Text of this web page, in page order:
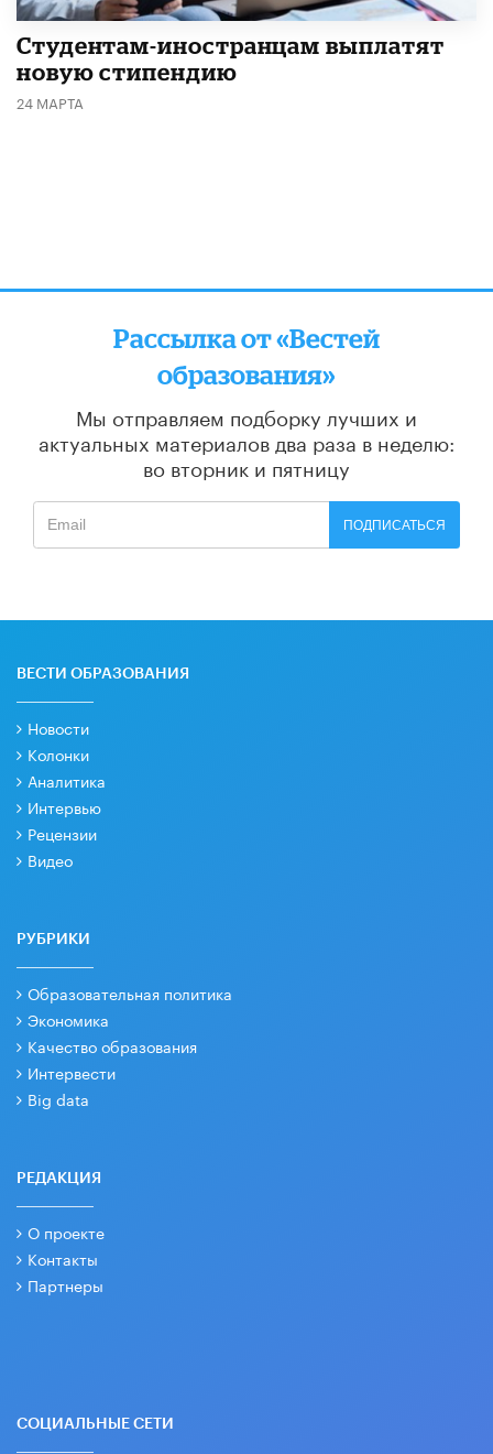
Студентам-иностранцам выплатят
новую стипендию
24 МАРТА
Рассылка от «Вестей
образования»
Мы отправляем подборку лучших и
актуальных материалов два раза в неделю:
во вторник и пятницу
ПОДПИСАТЬСЯ
ВЕСТИ ОБРАЗОВАНИЯ
Новости
Колонки
Аналитика
Интервью
Рецензии
Видео
РУБРИКИ
Образовательная политика
Экономика
Качество образования
Интервести
Big data
РЕДАКЦИЯ
О проекте
Контакты
Партнеры
СОЦИАЛЬНЫЕ СЕТИ